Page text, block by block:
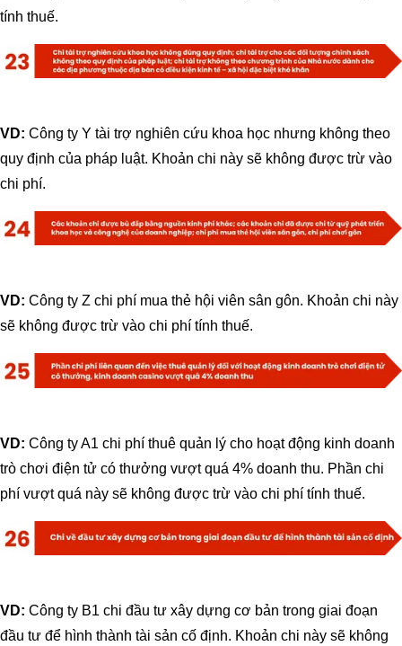
tính thuế.
VD: Công ty Y tài trợ nghiên cứu khoa học nhưng không theo
quy định của pháp luật. Khoản chi này sẽ không được trừ vào
chi phí.
VD: Công ty Z chi phí mua thẻ hội viên sân gôn. Khoản chi này
sẽ không được trừ vào chi phí tính thuế.
VD: Công ty A1 chi phí thuê quản lý cho hoạt động kinh doanh
trò chơi điện tử có thưởng vượt quá 4% doanh thu. Phần chi
phí vượt quá này sẽ không được trừ vào chi phí tính thuế.
VD: Công ty B1 chi đầu tư xây dựng cơ bản trong giai đoạn
đầu tư để hình thành tài sản cố định. Khoản chi này sẽ không